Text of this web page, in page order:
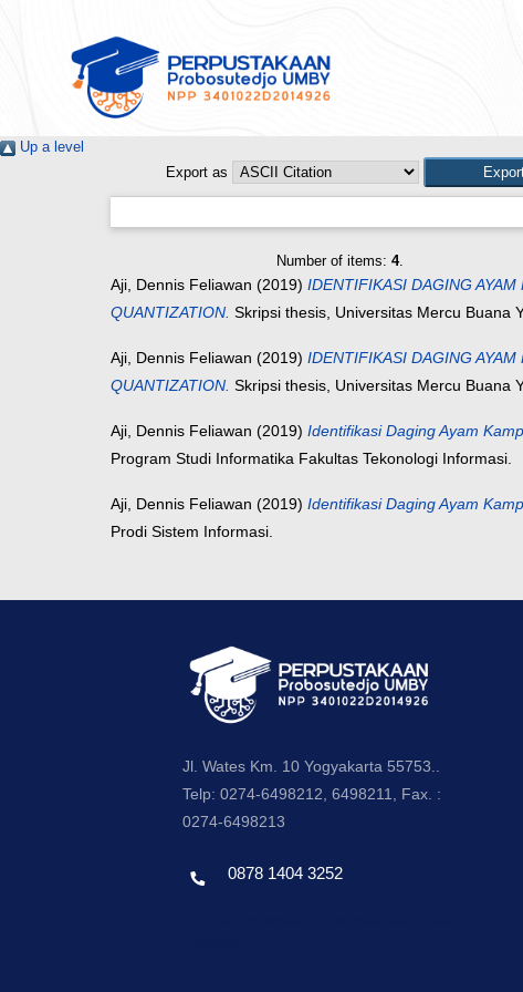
Up a level
Export as
Number of items: 4.
Aji, Dennis Feliawan (2019) IDENTIFIKASI DAGING
QUANTIZATION. Skripsi thesis, Universitas Mercu Buana
Aji, Dennis Feliawan (2019) IDENTIFIKASI DAGING
QUANTIZATION. Skripsi thesis, Universitas Mercu Buana
Aji, Dennis Feliawan (2019) Identifikasi Daging Ayam
Program Studi Informatika Fakultas Tekonologi Informasi.
Aji, Dennis Feliawan (2019) Identifikasi Daging Ayam
Prodi Sistem Informasi.
Jl. Wates Km. 10 Yogyakarta 55753..
Telp: 0274-6498212, 6498211, Fax. :
0274-6498213
0878 1404 3252